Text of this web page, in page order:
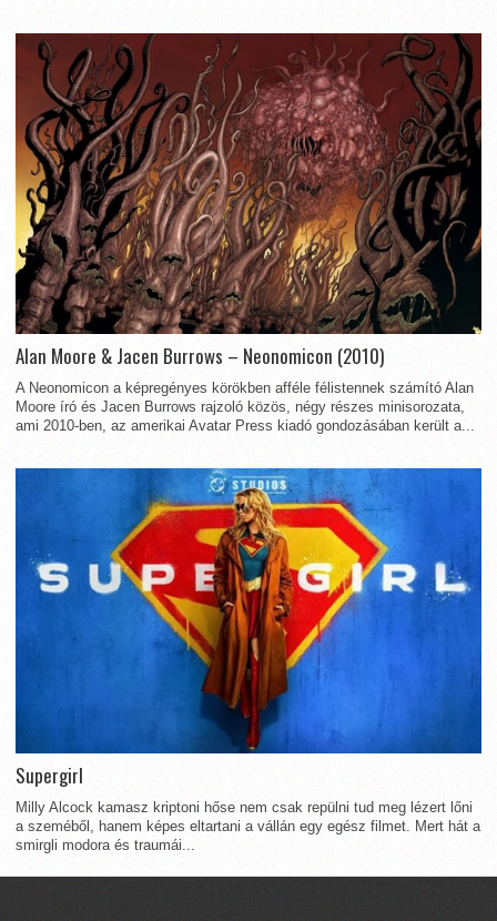
Alan Moore & Jacen Burrows – Neonomicon (2010)
A Neonomicon a képregényes körökben afféle félistennek számító Alan
Moore író és Jacen Burrows rajzoló közös, négy részes minisorozata,
ami 2010-ben, az amerikai Avatar Press kiadó gondozásában került a...
Supergirl
Milly Alcock kamasz kriptoni hőse nem csak repülni tud meg lézert lőni
a szeméből, hanem képes eltartani a vállán egy egész filmet. Mert hát a
smirgli modora és traumái...